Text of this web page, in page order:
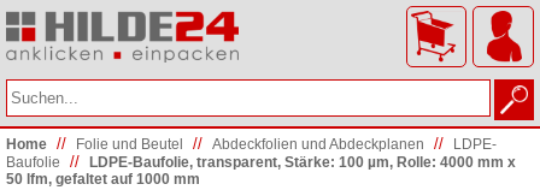
Home // Folie und Beutel // Abdeckfolien und Abdeckplanen //
LDPE-
Baufolie
//
LDPE-Baufolie, transparent, Stärke: 100 µm, Rolle: 4000 mm x
50 lfm, gefaltet auf 1000 mm